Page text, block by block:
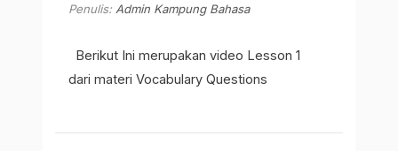
Penulis: Admin Kampung Bahasa
Berikut Ini merupakan video Lesson 1
dari materi Vocabulary Questions